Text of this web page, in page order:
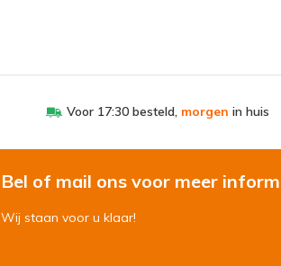
Voor 17:30 besteld, morgen in huis
Bel of mail ons voor meer
Wij staan voor u klaar!